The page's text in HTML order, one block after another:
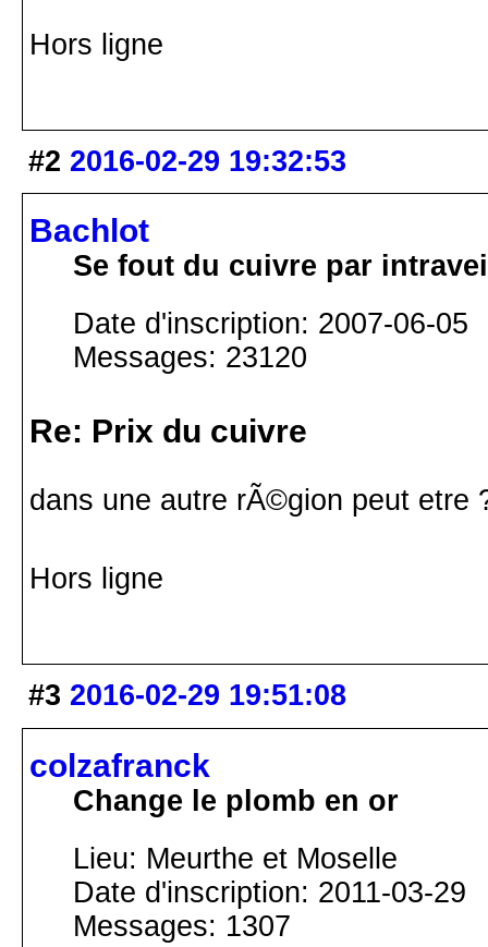
Hors ligne
#2 2016-02-29 19:32:53
Bachlot
Se fout du cuivre par
Date d'inscription: 2007-06-05
Messages: 23120
Re: Prix du cuivre
dans une autre rÃ©gion peut etre
Hors ligne
#3 2016-02-29 19:51:08
colzafranck
Change le plomb en or
Lieu: Meurthe et Moselle
Date d'inscription: 2011-03-29
Messages: 1307